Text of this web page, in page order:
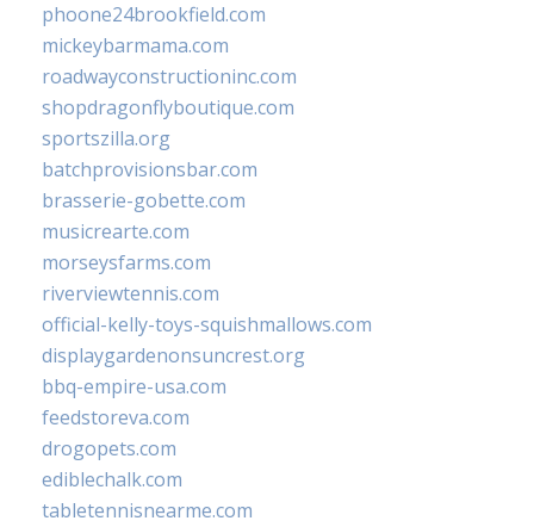
phoone24brookfield.com
mickeybarmama.com
roadwayconstructioninc.com
shopdragonflyboutique.com
sportszilla.org
batchprovisionsbar.com
brasserie-gobette.com
musicrearte.com
morseysfarms.com
riverviewtennis.com
official-kelly-toys-squishmallows.com
displaygardenonsuncrest.org
bbq-empire-usa.com
feedstoreva.com
drogopets.com
ediblechalk.com
tabletennisnearme.com